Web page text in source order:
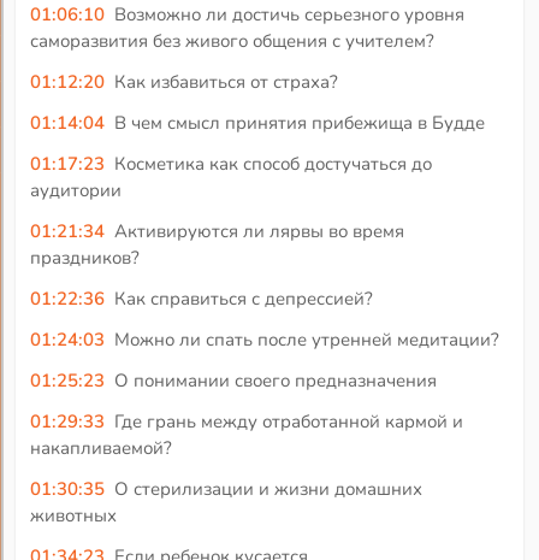
01:06:10 Возможно ли достичь серьезного уровня
саморазвития без живого общения с учителем?
01:12:20 Как избавиться от страха?
01:14:04 В чем смысл принятия прибежища в Будде
01:17:23 Косметика как способ достучаться до
аудитории
01:21:34 Активируются ли лярвы во время
праздников?
01:22:36 Как справиться с депрессией?
01:24:03 Можно ли спать после утренней медитации?
01:25:23 О понимании своего предназначения
01:29:33 Где грань между отработанной кармой и
накапливаемой?
01:30:35 О стерилизации и жизни домашних
животных